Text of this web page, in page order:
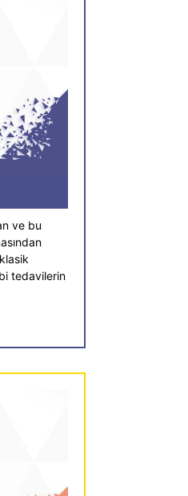
ve bu
tedavilerin